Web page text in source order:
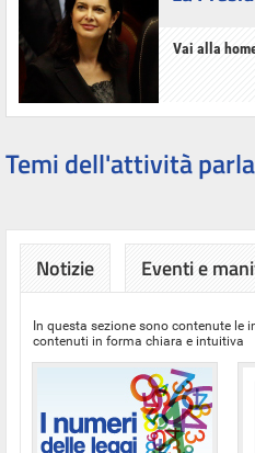
Vai alla
Temi dell'attività
Notizie Eventi e
In questa sezione sono contenute le
contenuti in forma chiara e intuitiva